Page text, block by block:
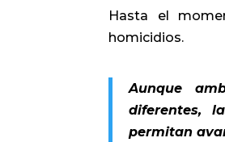
Hasta el
homicidios.
Aunque
diferentes,
permitan